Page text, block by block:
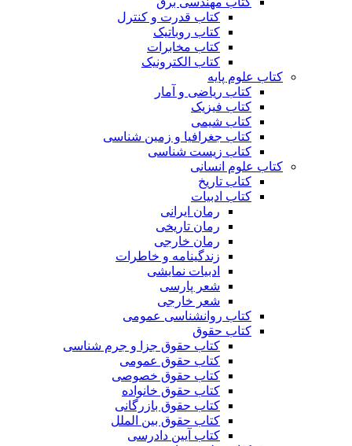
کتاب قدرت و کنترل
کتاب روباتیک
کتاب مخابرات
کتاب الکترونیک
کتاب علوم پایه
کتاب ریاضی و آمار
کتاب فیزیک
کتاب شیمی
کتاب جغرافیا و زمین شناسی
کتاب زیست شناسی
کتاب علوم انسانی
کتاب تاریخ
کتاب ادبیات
رمان ایرانی
رمان تاریخی
رمان خارجی
زندگینامه و خاطرات
ادبیات نمایشی
شعر پارسی
شعر خارجی
کتاب روانشناسی عمومی
کتاب حقوق
کتاب حقوق جزا و جرم شناسی
کتاب حقوق عمومی
کتاب حقوق خصوصی
کتاب حقوق خانواده
کتاب حقوق بازرگانی
کتاب حقوق بین الملل
کتاب آیین دادرسی